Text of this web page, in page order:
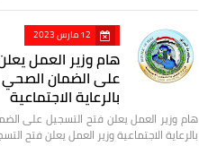
12 مارس 2023
هام وزير العمل
على الضمان
بالرعاية الاجتماعية
هام وزير العمل يعلن فتح التسجيل على
بالرعاية الاجتماعية وزير العمل يعلن فتح